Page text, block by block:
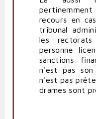
recours en
tribunal
les
personne
sanctions
n'est pas
n'est pas
drames sont